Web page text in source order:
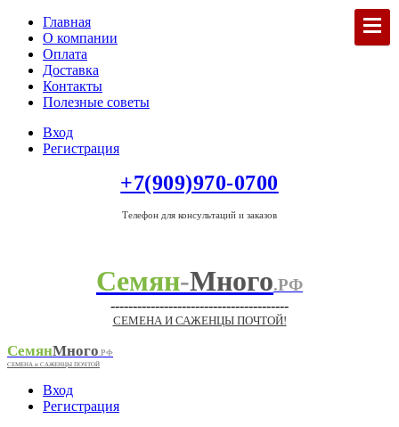
Главная
О компании
Оплата
Доставка
Контакты
Полезные советы
Вход
Регистрация
+7(909)970-0700
Телефон для консультаций и заказов
Семян-Много.РФ
----------------------------------------
СЕМЕНА И САЖЕНЦЫ ПОЧТОЙ!
СемянМного.РФ
СЕМЕНА и САЖЕНЦЫ ПОЧТОЙ
Вход
Регистрация